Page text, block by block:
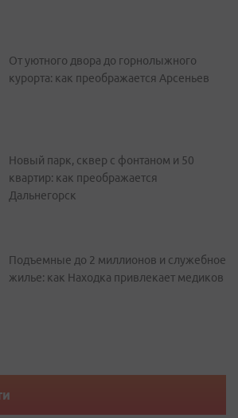
От уютного двора до горнолыжного
курорта: как преображается Арсеньев
Новый парк, сквер с фонтаном и 50
квартир: как преображается
Дальнегорск
Подъемные до 2 миллионов и служебное
жилье: как Находка привлекает медиков